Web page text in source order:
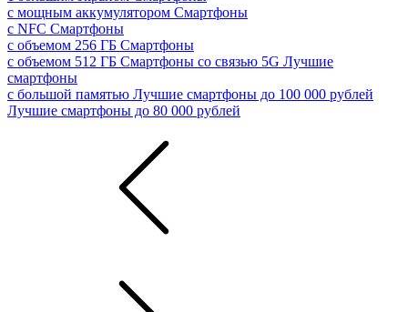
с мощным аккумулятором Смартфоны
с NFC Смартфоны
с объемом 256 ГБ Смартфоны
с объемом 512 ГБ Смартфоны со связью 5G Лучшие
смартфоны
с большой памятью Лучшие смартфоны до 100 000 рублей
Лучшие смартфоны до 80 000 рублей